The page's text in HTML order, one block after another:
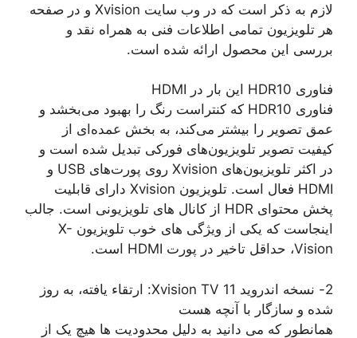
لازم به ذکر است که در وب سایت Xvision و در صفحه
هر تلویزیون تمامی اطلاعات فنی به همراه نقد و
بررسی این محصول ارائه شده است.
فناوری HDR10 این بار در HDMI
فناوری HDR10 که کنتراست رنگ را بهبود می‌بخشد و
عمق تصویر را بیشتر می‌کند، به بخش عمده‌ای از
کیفیت تصویر تلویزیون‌های فورکی تبدیل شده است و
در اکثر تلویزیون‌های Xvision روی پورت‌های USB و
HDMI فعال است. تلویزیون Xvision دارای قابلیت
پخش محتوای HDR از کانال های تلویزیونی است. جالب
اینجاست که یکی از ویژگی های خوب تلویزیون X-
Vision، حداقل تاخیر در پورت HDMI است.
2- نسخه اندروید 11 Xvision TV: ارتقاء یافته، به روز
شده و سازگار با آنچه هست
همانطور که می دانید به دلیل محدودیت ها هیچ یک از